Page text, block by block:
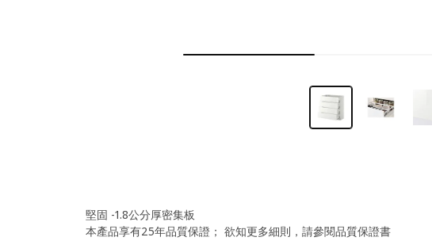
堅固 -1.8公分厚密集板
本產品享有25年品質保證； 欲知更多細則，請參閱品質保證書